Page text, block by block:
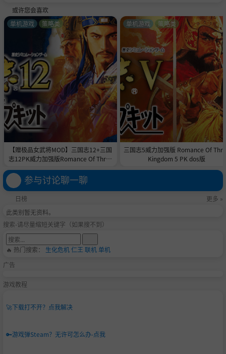
或许您会喜欢
【赠极品女武将MOD】三国志12+三国
志12PK威力加强版Romance Of Three
单机游戏 策略类
三国志5威力加强版 Romance Of
Kingdom 5 PK dos版
单机游戏 策略类
参与讨论聊一聊
日榜
更多 »
此类别暂无资料。
搜索-请尽量缩短关键字（如果搜不到）
🔥 热门搜索： 生化危机仁王 联机单机
广告
游戏教程
🚀下载打不开？点我解决
🔑游戏弹Steam？无许可怎么办-点我